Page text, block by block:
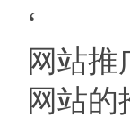
‘
网站推
网站